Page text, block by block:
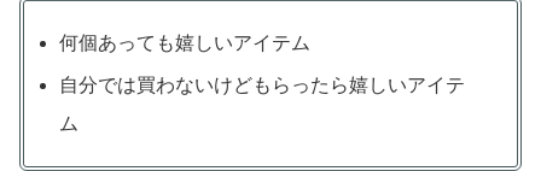
何個あっても嬉しいアイテム
自分では買わないけどもらったら嬉しいアイテ
ム